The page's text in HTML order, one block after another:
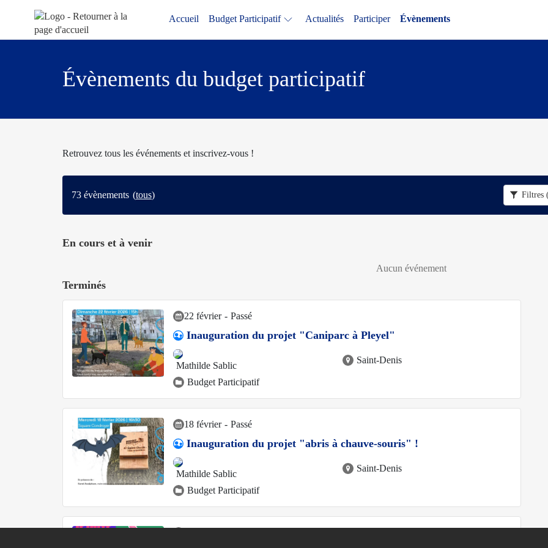
Aller au menu Aller au contenu
Accueil Budget Participatif Actualités Participer Évènements
Évènements du budget participatif
Retrouvez tous les événements et inscrivez-vous !
73 évènements (tous) Filtres
En cours et à venir
Aucun événement
Terminés
22 février - Passé
Inauguration du projet "Caniparc à Pleyel"
Mathilde Sablic
Saint-Denis
Budget Participatif
18 février - Passé
Inauguration du projet "abris à chauve-souris" !
Mathilde Sablic
Saint-Denis
Budget Participatif